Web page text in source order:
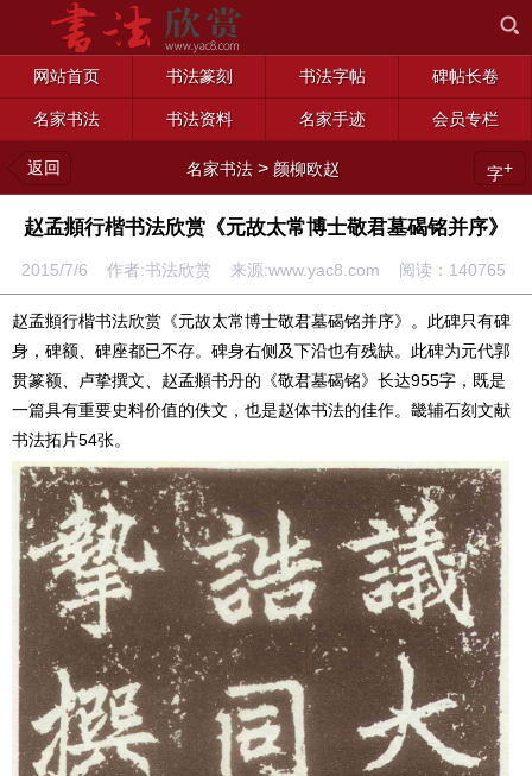
网站首页 书法篆刻 书法字帖 碑帖长卷
名家书法 书法资料 名家手迹 会员专栏
返回 名家书法 > 颜柳欧赵 字+
赵孟頫行楷书法欣赏《元故太常博士敬君墓碣铭并序》
2015/7/6 作者:书法欣赏 来源:www.yac8.com 阅读： 140765
赵孟頫行楷书法欣赏《元故太常博士敬君墓碣铭并序》。此碑只有碑
身，碑额、碑座都已不存。碑身右侧及下沿也有残缺。此碑为元代郭
贯篆额、卢挚撰文、赵孟頫书丹的《敬君墓碣铭》长达955字，既是
一篇具有重要史料价值的佚文，也是赵体书法的佳作。畿辅石刻文献
书法拓片54张。